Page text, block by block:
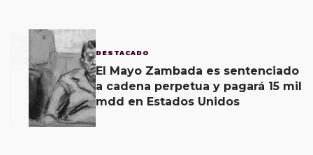
2 DESTACADO
El Mayo Zambada es sentenciado
a cadena perpetua y pagará 15 mil
mdd en Estados Unidos